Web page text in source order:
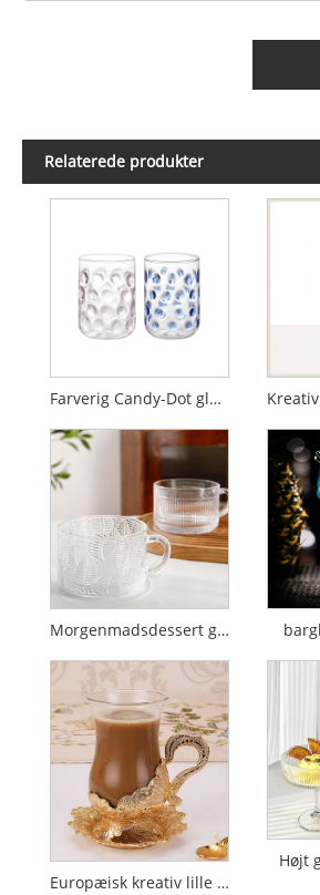
Relaterede produkter
Farverig Candy-Dot glas morgenmadskop
Morgenmadsdessert glasskop med høj værdi
Europæisk kreativ lille luksus high-end udsøgt underkop
Højt